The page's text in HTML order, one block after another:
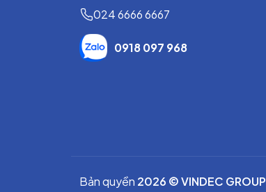
024 6666 6667
0918 097 968
Bản quyền 2026 © VINDEC GROUP